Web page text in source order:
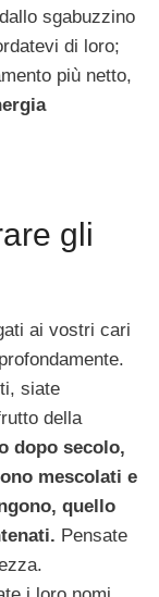
sgabuzzino
di loro;
più netto,
gli
ai vostri cari
siate
della
dopo secolo,
mescolati e
quello
Pensate